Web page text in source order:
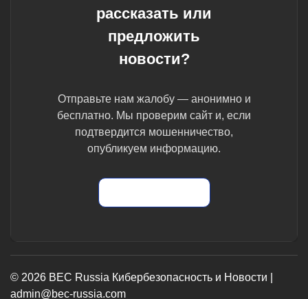
рассказать или
предложить
новости?
Отправьте нам жалобу — анонимно и
бесплатно. Мы проверим сайт и, если
подтвердится мошенничество,
опубликуем информацию.
© 2026 BEC Russia Кибербезопасность и Новости |
admin@bec-russia.com